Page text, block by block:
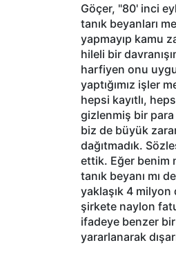
Göçer, "80' inci
tanık beyanları
yapmayıp kamu
hileli bir
harfiyen onu
yaptığımız işler
hepsi kayıtlı,
gizlenmiş bir
biz de büyük
dağıtmadık.
ettik. Eğer benim
tanık beyanı mı
yaklaşık 4 milyon
şirkete naylon
ifadeye benzer
yararlanarak